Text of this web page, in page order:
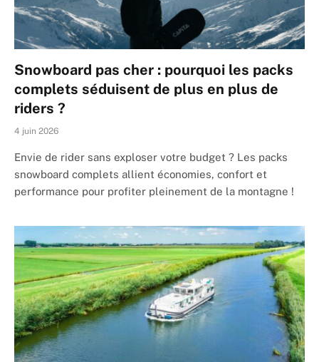
Snowboard pas cher : pourquoi les packs
complets séduisent de plus en plus de
riders ?
4 juin 2026
Envie de rider sans exploser votre budget ? Les packs
snowboard complets allient économies, confort et
performance pour profiter pleinement de la montagne !